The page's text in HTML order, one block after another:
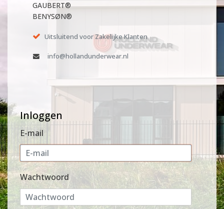
GAUBERT®
BENYSØN®
Uitsluitend voor Zakelijke Klanten
info@hollandunderwear.nl
Inloggen
E-mail
Wachtwoord